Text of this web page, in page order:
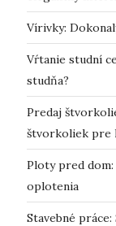
Vírivky:
Vŕtanie studní
studňa?
Predaj
štvorkoliek pre
Ploty pred
oplotenia
Stavebné